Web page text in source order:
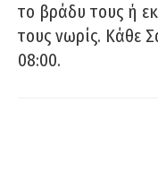
το βράδυ τους ή
τους νωρίς. Κάθε
08:00.